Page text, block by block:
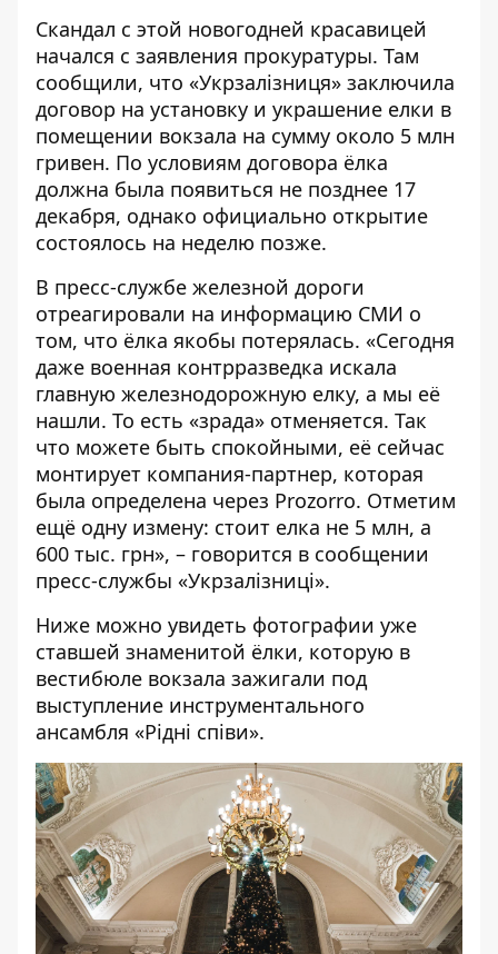
Скандал с этой новогодней красавицей
начался с заявления прокуратуры. Там
сообщили, что «Укрзалізниця» заключила
договор на установку и украшение елки в
помещении вокзала на сумму около 5 млн
гривен. По условиям договора ёлка
должна была появиться не позднее 17
декабря, однако официально открытие
состоялось на неделю позже.
В пресс-службе железной дороги
отреагировали на информацию СМИ о
том, что ёлка якобы потерялась. «Сегодня
даже военная контрразведка искала
главную железнодорожную елку, а мы её
нашли. То есть «зрада» отменяется. Так
что можете быть спокойными, её сейчас
монтирует компания-партнер, которая
была определена через Prozorro. Отметим
ещё одну измену: стоит елка не 5 млн, а
600 тыс. грн», – говорится в сообщении
пресс-службы «Укрзалізниці».
Ниже можно увидеть фотографии уже
ставшей знаменитой ёлки, которую в
вестибюле вокзала зажигали под
выступление инструментального
ансамбля «Рідні співи».